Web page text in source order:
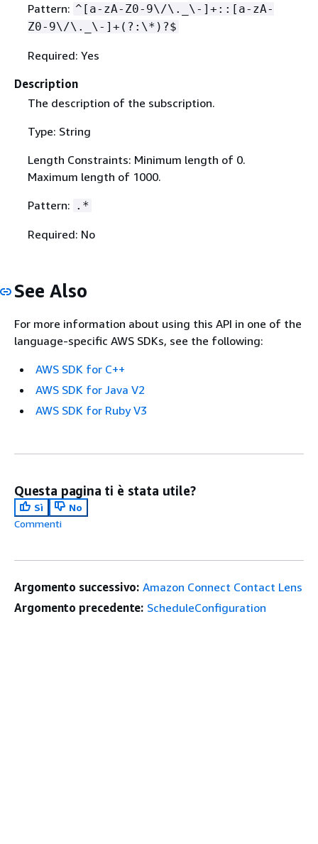
Pattern: ^[a-zA-Z0-9\/\._\-]+::[a-zA-
Z0-9\/\._\-]+(?:\*)?$
Required: Yes
Description
The description of the subscription.
Type: String
Length Constraints: Minimum length of 0.
Maximum length of 1000.
Pattern: .*
Required: No
See Also
For more information about using this API in one of the
language-specific AWS SDKs, see the following:
AWS SDK for C++
AWS SDK for Java V2
AWS SDK for Ruby V3
Questa pagina ti è stata utile?
Sì
No
Commenti
Argomento successivo: Amazon Connect Contact Lens
Argomento precedente: ScheduleConfiguration